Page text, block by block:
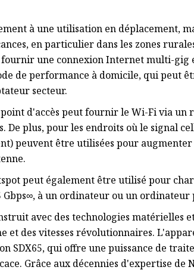
à une utilisation en déplacement,
en particulier dans les zones
une connexion Internet multi-gig
de performance à domicile, qui peut
secteur.
point d'accès peut fournir le Wi-Fi via
De plus, pour les endroits où le signal
peuvent être utilisées pour
peut également être utilisé pour
à un ordinateur ou un ordinateur
avec des technologies matérielles
et des vitesses révolutionnaires.
SDX65, qui offre une puissance de
Grâce aux décennies d'expertise de